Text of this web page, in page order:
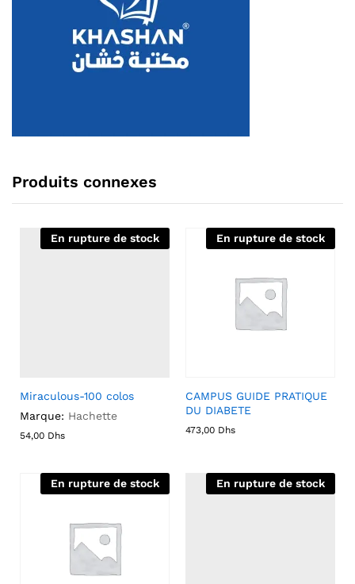
Produits connexes
En rupture de stock
Miraculous-100 colos
Marque: Hachette
54,00 Dhs
En rupture de stock
CAMPUS GUIDE PRATIQUE
DU DIABETE
473,00 Dhs
En rupture de stock En rupture de stock